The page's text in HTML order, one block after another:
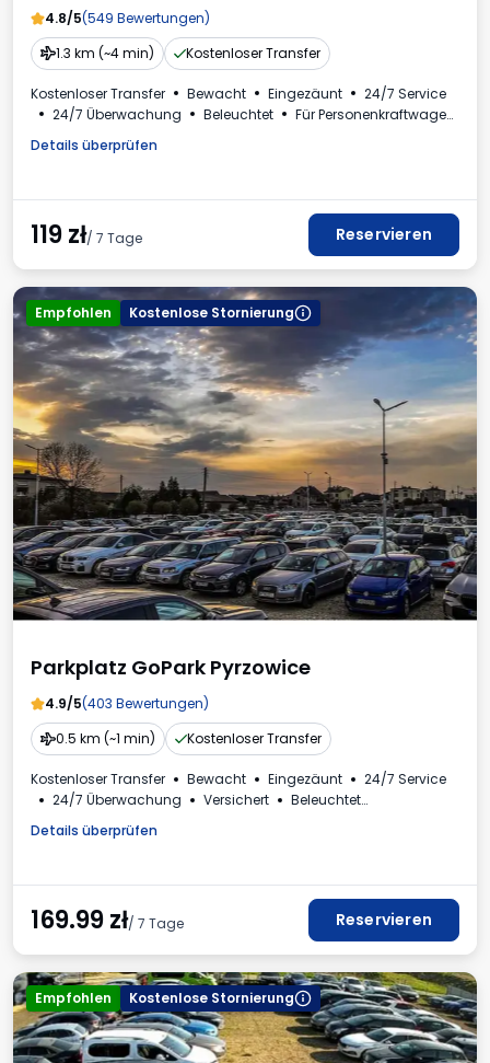
4.8/5(549 Bewertungen)
1.3 km (~4 min)
Kostenloser Transfer
Kostenloser Transfer Bewacht Eingezäunt
24/7 Service
24/7 Überwachung
Beleuchtet
Für Personenkraftwagen
Details überprüfen
119zł/ 7 Tage Reservieren
Empfohlen Kostenlose Stornierung
Parkplatz GoPark Pyrzowice
4.9/5(403 Bewertungen)
0.5 km (~1 min)
Kostenloser Transfer
Kostenloser Transfer Bewacht Eingezäunt
24/7 Service
24/7 Überwachung
Versichert
Beleuchtet
Mehrwertsteuerrechnung
Details überprüfen
169.99zł/ 7 Tage Reservieren
Empfohlen Kostenlose Stornierung